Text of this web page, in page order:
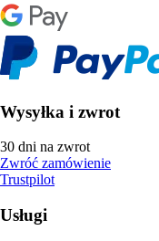
Wysyłka i zwrot
30 dni na zwrot
Zwróć zamówienie
Trustpilot
Usługi